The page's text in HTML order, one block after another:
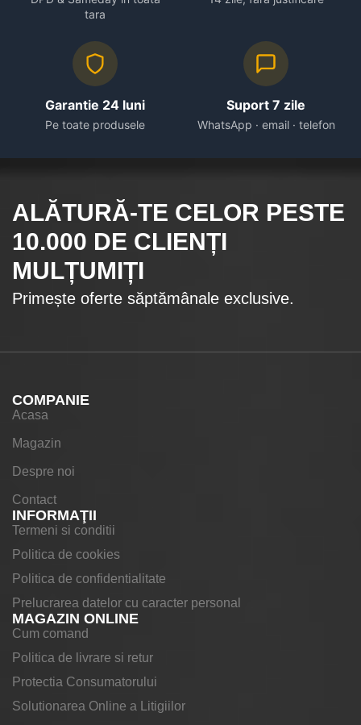
tara
Garantie 24 luni
Pe toate produsele
Suport 7 zile
WhatsApp · email · telefon
ALĂTURĂ-TE CELOR PESTE
10.000 DE CLIENȚI
MULȚUMIȚI
Primește oferte săptămânale exclusive.
COMPANIE
Acasa
Magazin
Despre noi
Contact
INFORMAŢII
Termeni si conditii
Politica de cookies
Politica de confidentialitate
Prelucrarea datelor cu caracter personal
MAGAZIN ONLINE
Cum comand
Politica de livrare si retur
Protectia Consumatorului
Solutionarea Online a Litigiilor